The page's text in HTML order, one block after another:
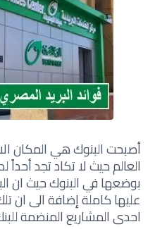
أصبحت البنوك هي المكان
العالم حيث لا تكاد تجد أحداً
بوضعها في البنوك حيث ان
عليها كاملة إضافة الى ان
احدى المشاريع المنضمة